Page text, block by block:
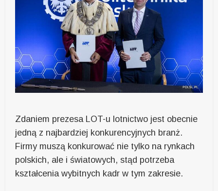
Zdaniem prezesa LOT-u lotnictwo jest obecnie
jedną z najbardziej konkurencyjnych branż.
Firmy muszą konkurować nie tylko na rynkach
polskich, ale i światowych, stąd potrzeba
kształcenia wybitnych kadr w tym zakresie.